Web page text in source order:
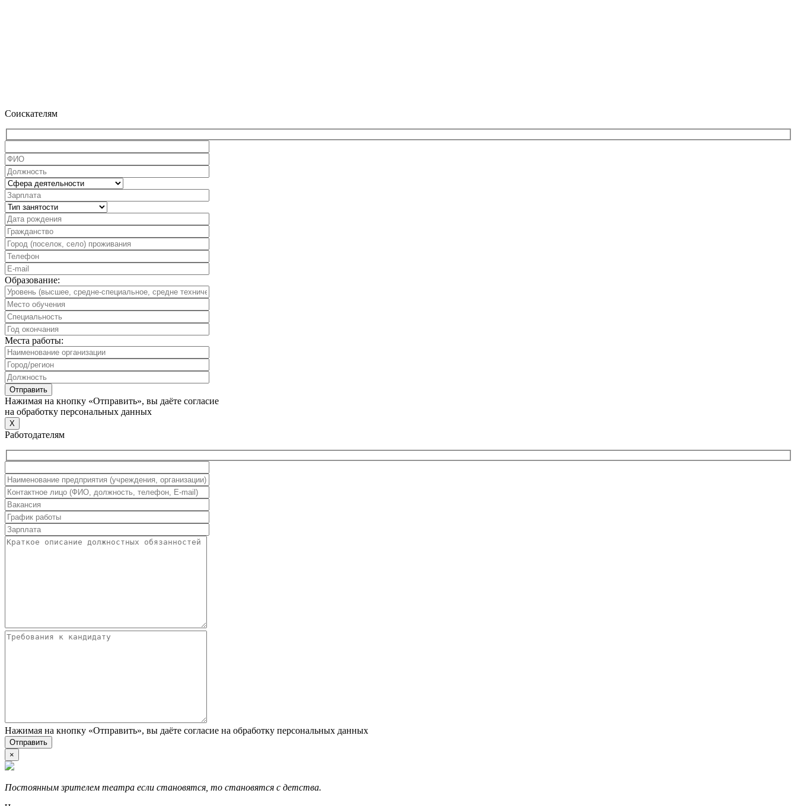
Соискателям
Образование:
Места работы:
Нажимая на кнопку «Отправить», вы даёте согласие
на обработку персональных данных
X
Работодателям
Нажимая на кнопку «Отправить», вы даёте согласие на обработку персональных данных
×
Постоянным зрителем театра если становятся, то становятся с детства.